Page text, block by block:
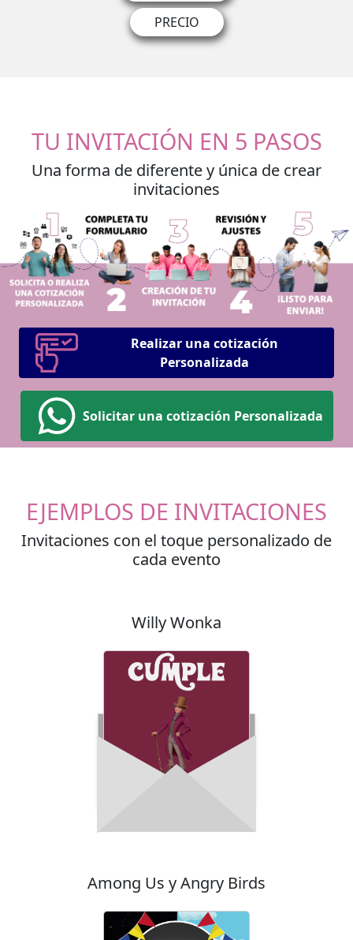
PRECIO
TU INVITACIÓN EN 5 PASOS
Una forma de diferente y única de crear
invitaciones
Realizar una cotización
Personalizada
Solicitar una cotización Personalizada
EJEMPLOS DE INVITACIONES
Invitaciones con el toque personalizado de
cada evento
Willy Wonka
Among Us y Angry Birds